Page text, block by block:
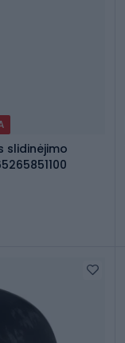
slidinėjimo